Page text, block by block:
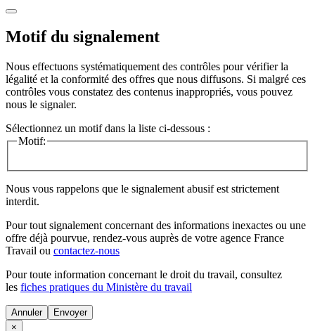
Motif du signalement
Nous effectuons systématiquement des contrôles pour vérifier la
légalité et la conformité des offres que nous diffusons. Si malgré ces
contrôles vous constatez des contenus inappropriés, vous pouvez
nous le signaler.
Sélectionnez un motif dans la liste ci-dessous :
Motif:
Nous vous rappelons que le signalement abusif est strictement
interdit.
Pour tout signalement concernant des informations inexactes ou une
offre déjà pourvue, rendez-vous auprès de votre agence France
Travail ou contactez-nous
Pour toute information concernant le droit du travail, consultez
les fiches pratiques du Ministère du travail
Annuler
×